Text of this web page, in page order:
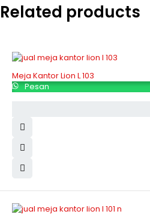
Related products
Meja Kantor Lion L 103
Pesan